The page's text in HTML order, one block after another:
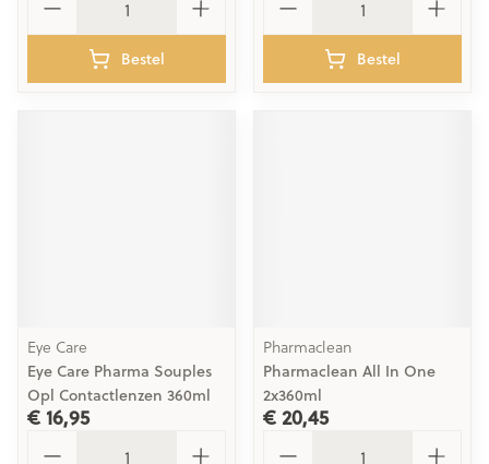
Bestel Bestel
Eye Care
Eye Care Pharma Souples
Opl Contactlenzen 360ml
€ 16,95
Pharmaclean
Pharmaclean All In One
2x360ml
€ 20,45